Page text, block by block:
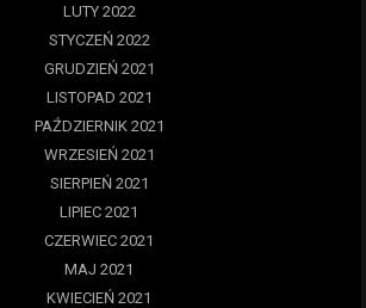
LUTY 2022
STYCZEŃ 2022
GRUDZIEŃ 2021
LISTOPAD 2021
PAŹDZIERNIK 2021
WRZESIEŃ 2021
SIERPIEŃ 2021
LIPIEC 2021
CZERWIEC 2021
MAJ 2021
KWIECIEŃ 2021